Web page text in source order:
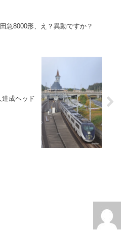
急8000形、え？異動ですか？
成ヘッド